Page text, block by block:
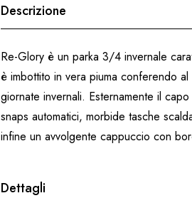
Descrizione
Re-Glory è un parka 3/4 invernale
è imbottito in vera piuma conferendo
giornate invernali. Esternamente il
snaps automatici, morbide tasche
infine un avvolgente cappuccio con
Dettagli